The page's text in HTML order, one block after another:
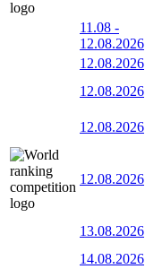
11.08 -
12.08.2026
12.08.2026
12.08.2026
12.08.2026
12.08.2026
13.08.2026
14.08.2026